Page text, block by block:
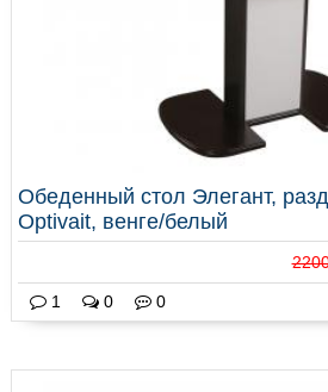
Обеденный стол Элегант,
Optivait, венге/белый
1 0 0